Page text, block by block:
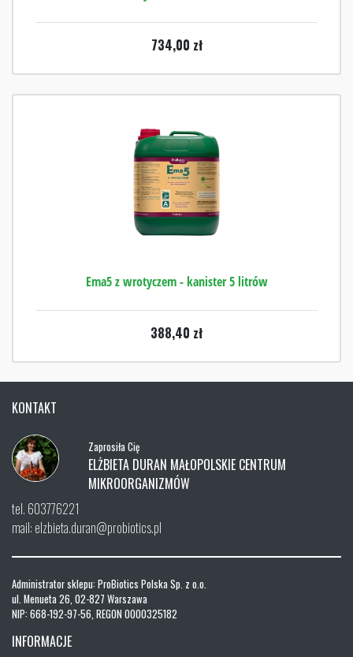
734,00 zł
Ema5 z wrotyczem - kanister 5 litrów
388,40 zł
KONTAKT
Zaprosiła Cię
ELŻBIETA DURAN MAŁOPOLSKIE CENTRUM
MIKROORGANIZMÓW
tel. 603776221
mail: elzbieta.duran@probiotics.pl
Administrator sklepu: ProBiotics Polska Sp. z o.o.
ul. Menueta 26, 02-827 Warszawa
NIP: 668-192-97-56, REGON 0000325182
INFORMACJE